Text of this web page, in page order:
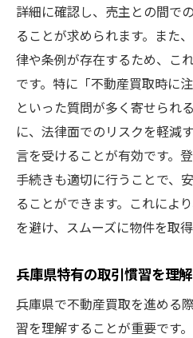
詳細に確認し、売主との間で
ることが求められます。また
律や条例が存在するため、こ
です。特に「不動産買取時に
といった質問が多く寄せられ
に、法律面でのリスクを軽減
言を受けることが有効です。
手続きも適切に行うことで、
ることができます。これによ
を避け、スムーズに物件を取
兵庫県特有の取引慣習を理解
兵庫県で不動産買取を進める
習を理解することが重要です